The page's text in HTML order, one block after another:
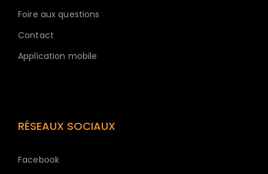
Foire aux questions
Contact
Application mobile
RÉSEAUX SOCIAUX
Facebook